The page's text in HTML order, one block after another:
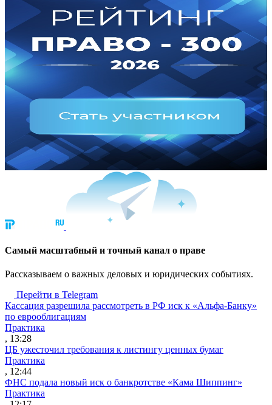
Cамый масштабный и точный канал о праве
Рассказываем о важных деловых и юридических событиях.
Перейти в Telegram
Кассация разрешила рассмотреть в РФ иск к «Альфа-Банку»
по еврооблигациям
Практика
, 13:28
ЦБ ужесточил требования к листингу ценных бумаг
Практика
, 12:44
ФНС подала новый иск о банкротстве «Кама Шиппинг»
Практика